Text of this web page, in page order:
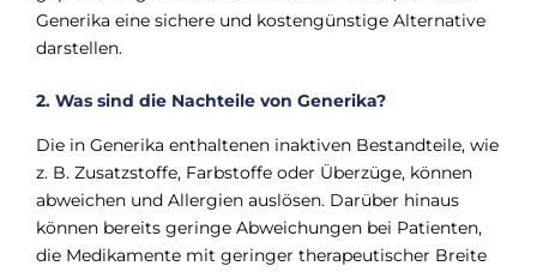
Generika eine sichere und kostengünstige Alternative
darstellen.
2. Was sind die Nachteile von Generika?
Die in Generika enthaltenen inaktiven Bestandteile, wie
z. B. Zusatzstoffe, Farbstoffe oder Überzüge, können
abweichen und Allergien auslösen. Darüber hinaus
können bereits geringe Abweichungen bei Patienten,
die Medikamente mit geringer therapeutischer Breite